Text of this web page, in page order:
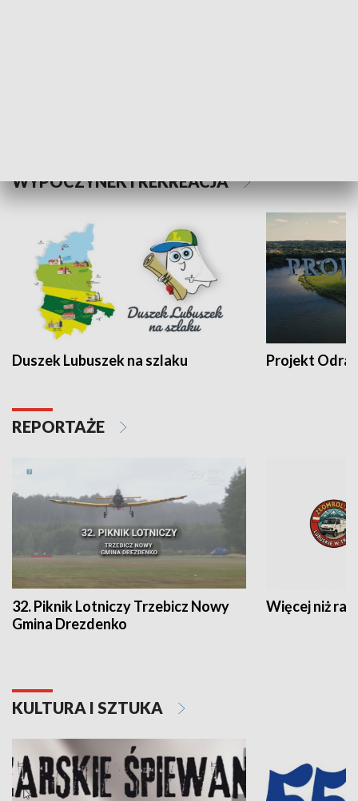
WYPOCZYNEK I REKREACJA
Duszek Lubuszek na szlaku Projekt Odra
REPORTAŻE
32. Piknik Lotniczy Trzebicz Nowy
Gmina Drezdenko
Więcej niż rajd
KULTURA I SZTUKA